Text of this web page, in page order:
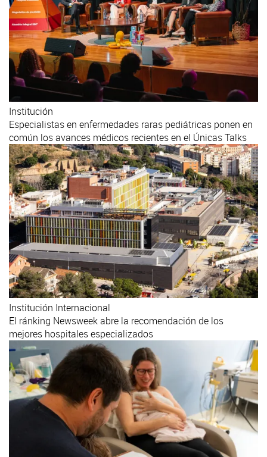
Institución
Especialistas en enfermedades raras pediátricas ponen en
común los avances médicos recientes en el Únicas Talks
Institución Internacional
El ránking Newsweek abre la recomendación de los
mejores hospitales especializados